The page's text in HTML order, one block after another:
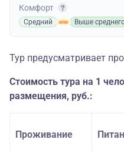
Комфорт
Средний Выше
Тур предусматривает
Стоимость тура на 1
размещения, руб.:
Проживание